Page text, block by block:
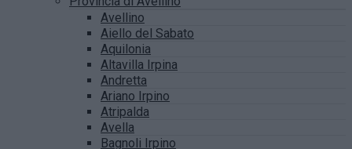
Avellino
Aiello del Sabato
Aquilonia
Altavilla Irpina
Andretta
Ariano Irpino
Atripalda
Avella
Bagnoli Irpino